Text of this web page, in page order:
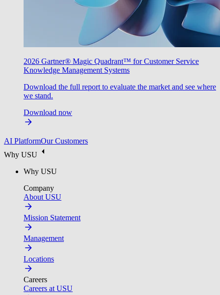
2026 Gartner® Magic Quadrant™ for Customer Service
Knowledge Management Systems
Download the full report to evaluate the market and see where
we stand.
Download now
AI PlatformOur Customers
Why USU
Why USU
Company
About USU
Mission Statement
Management
Locations
Careers
Careers at USU